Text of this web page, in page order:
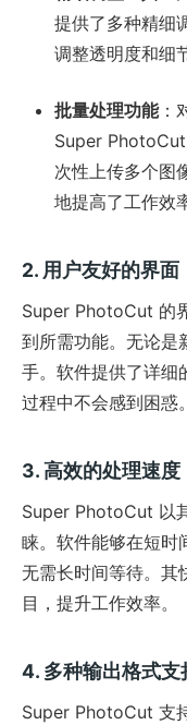
提供了多种精细
调整透明度和细
批量处理功能：
Super
次性上传多个图
地提高了工作效
2. 用户友好的界面
Super PhotoCut 的
到所需功能。无论是
手。软件提供了详细
过程中不会感到困惑。
3. 高效的处理速度
Super PhotoCut 以
睐。软件能够在短时
无需长时间等待。其
目，提升工作效率。
4. 多种输出格式支
Super PhotoCut 支